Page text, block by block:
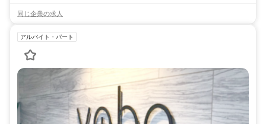
同じ企業の求人
アルバイト・パート